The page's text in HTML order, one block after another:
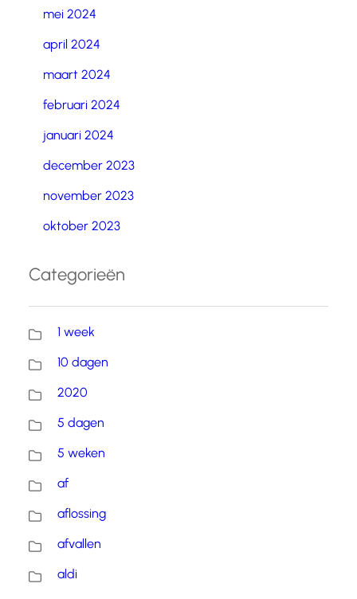
mei 2024
april 2024
maart 2024
februari 2024
januari 2024
december 2023
november 2023
oktober 2023
Categorieën
1 week
10 dagen
2020
5 dagen
5 weken
af
aflossing
afvallen
aldi